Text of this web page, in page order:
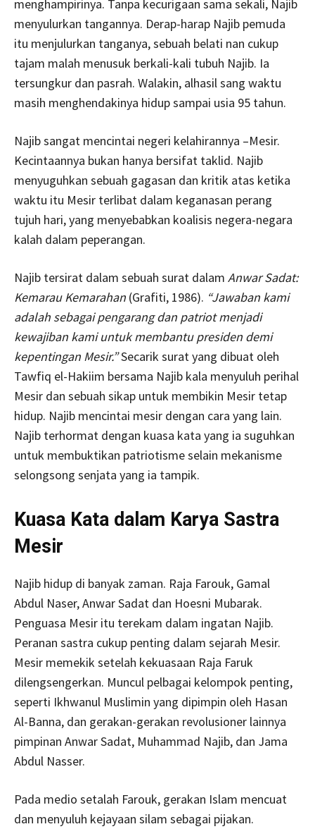
menghampirinya. Tanpa kecurigaan sama sekali, Najib
menyulurkan tangannya. Derap-harap Najib pemuda
itu menjulurkan tanganya, sebuah belati nan cukup
tajam malah menusuk berkali-kali tubuh Najib. Ia
tersungkur dan pasrah. Walakin, alhasil sang waktu
masih menghendakinya hidup sampai usia 95 tahun.
Najib sangat mencintai negeri kelahirannya –Mesir.
Kecintaannya bukan hanya bersifat taklid. Najib
menyuguhkan sebuah gagasan dan kritik atas ketika
waktu itu Mesir terlibat dalam keganasan perang
tujuh hari, yang menyebabkan koalisis negera-negara
kalah dalam peperangan.
Najib tersirat dalam sebuah surat dalam Anwar Sadat:
Kemarau Kemarahan (Grafiti, 1986). “Jawaban kami
adalah sebagai pengarang dan patriot menjadi
kewajiban kami untuk membantu presiden demi
kepentingan Mesir.”Secarik surat yang dibuat oleh
Tawfiq el-Hakiim bersama Najib kala menyuluh perihal
Mesir dan sebuah sikap untuk membikin Mesir tetap
hidup. Najib mencintai mesir dengan cara yang lain.
Najib terhormat dengan kuasa kata yang ia suguhkan
untuk membuktikan patriotisme selain mekanisme
selongsong senjata yang ia tampik.
Kuasa Kata dalam Karya Sastra
Mesir
Najib hidup di banyak zaman. Raja Farouk, Gamal
Abdul Naser, Anwar Sadat dan Hoesni Mubarak.
Penguasa Mesir itu terekam dalam ingatan Najib.
Peranan sastra cukup penting dalam sejarah Mesir.
Mesir memekik setelah kekuasaan Raja Faruk
dilengsengerkan. Muncul pelbagai kelompok penting,
seperti Ikhwanul Muslimin yang dipimpin oleh Hasan
Al-Banna, dan gerakan-gerakan revolusioner lainnya
pimpinan Anwar Sadat, Muhammad Najib, dan Jama
Abdul Nasser.
Pada medio setalah Farouk, gerakan Islam mencuat
dan menyuluh kejayaan silam sebagai pijakan.